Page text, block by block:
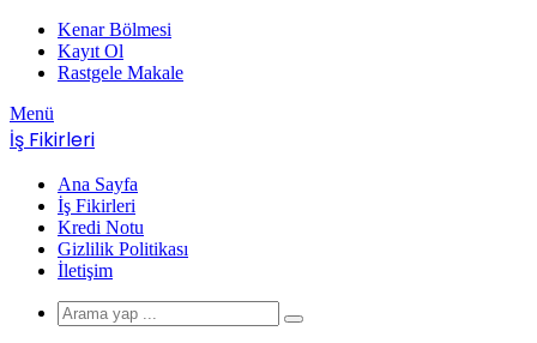
Kenar Bölmesi
Kayıt Ol
Rastgele Makale
Menü
İş Fikirleri
Ana Sayfa
İş Fikirleri
Kredi Notu
Gizlilik Politikası
İletişim